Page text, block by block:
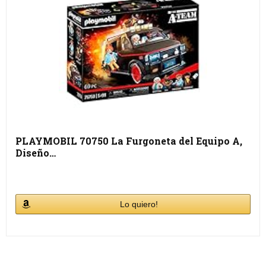
PLAYMOBIL 70750 La Furgoneta del Equipo A,
Diseño…
Lo quiero!